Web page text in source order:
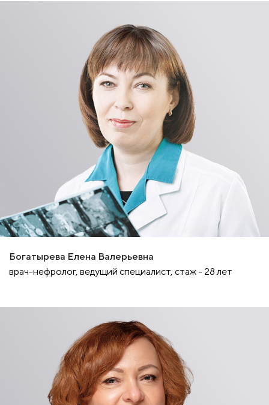
Богатырева Елена Валерьевна
врач-нефролог, ведущий специалист, стаж - 28 лет